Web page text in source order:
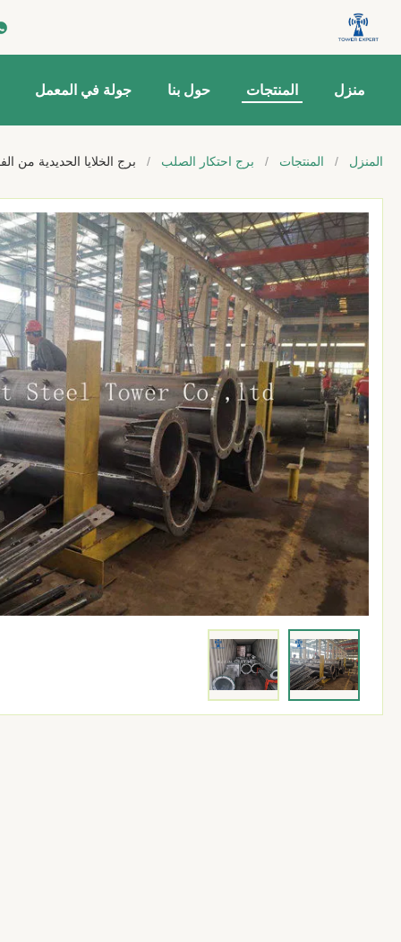
منزل المنتجات حول بنا جولة في المعمل
المنزل / المنتجات / برج احتكار الصلب / برج الخلايا الحديدية من الفولاذ من 10 إلى 500 متر مصقول